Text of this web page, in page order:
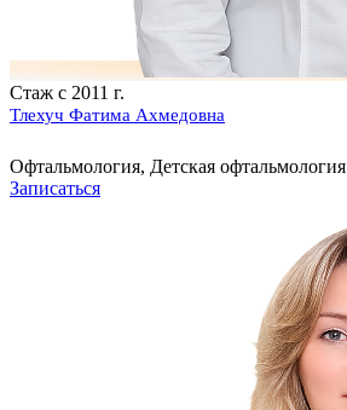
Стаж с 2011 г.
Тлехуч Фатима Ахмедовна
Офтальмология, Детская офтальмология
Записаться